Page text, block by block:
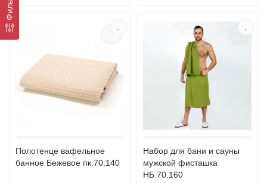
Фильтр
Полотенце вафельное
банное Бежевое пк.70.140
Набор для бани и сауны
мужской фисташка
НБ.70.160